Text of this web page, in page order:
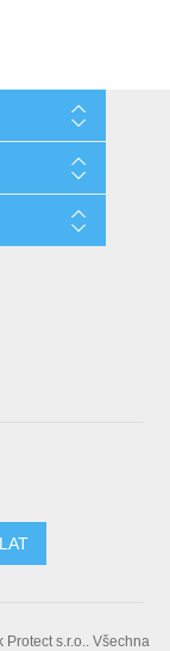
s.r.o.. Všechna